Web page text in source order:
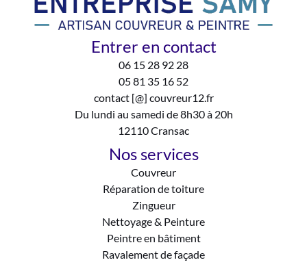
Entrer en contact
06 15 28 92 28
05 81 35 16 52
contact [@] couvreur12.fr
Du lundi au samedi de 8h30 à 20h
12110 Cransac
Nos services
Couvreur
Réparation de toiture
Zingueur
Nettoyage & Peinture
Peintre en bâtiment
Ravalement de façade